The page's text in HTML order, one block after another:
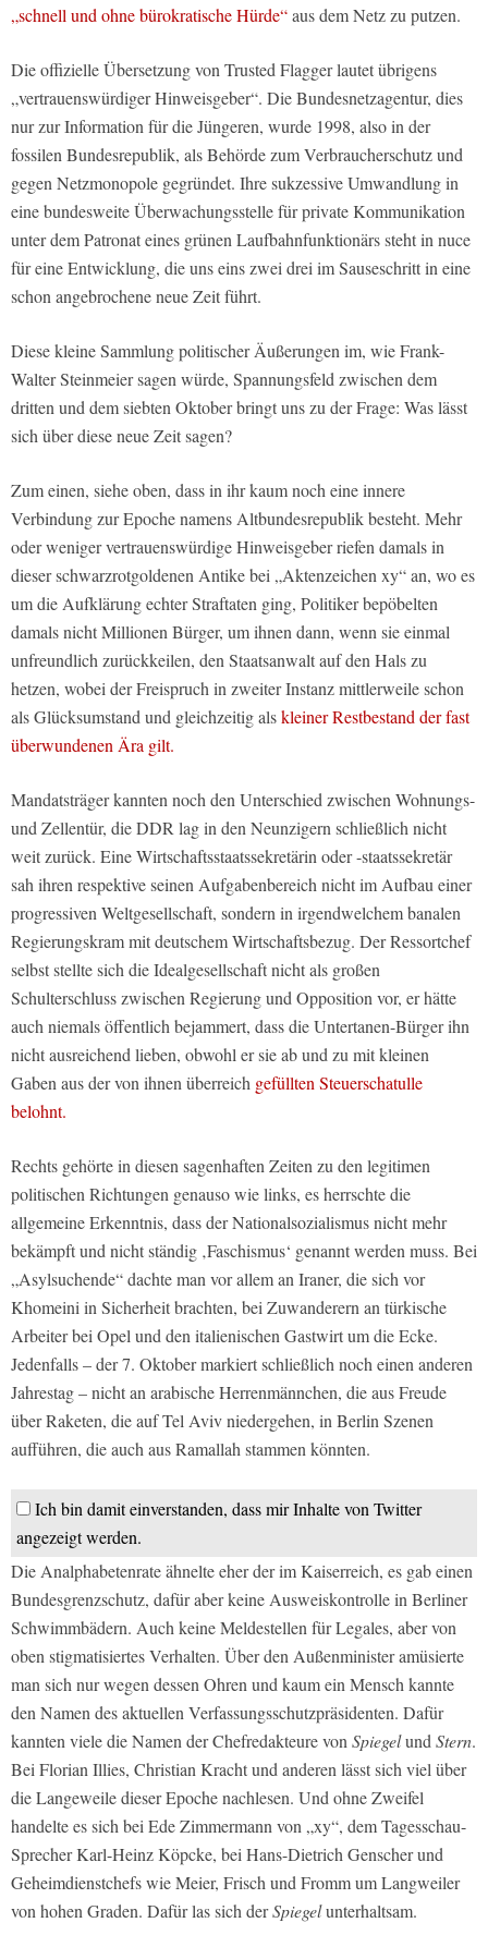
„schnell und ohne bürokratische Hürde“aus dem Netz zu putzen.
Die offizielle Übersetzung von Trusted Flagger lautet übrigens
„vertrauenswürdiger Hinweisgeber“. Die Bundesnetzagentur, dies
nur zur Information für die Jüngeren, wurde 1998, also in der
fossilen Bundesrepublik, als Behörde zum Verbraucherschutz und
gegen Netzmonopole gegründet. Ihre sukzessive Umwandlung in
eine bundesweite Überwachungsstelle für private Kommunikation
unter dem Patronat eines grünen Laufbahnfunktionärs steht in nuce
für eine Entwicklung, die uns eins zwei drei im Sauseschritt in eine
schon angebrochene neue Zeit führt.
Diese kleine Sammlung politischer Äußerungen im, wie Frank-
Walter Steinmeier sagen würde, Spannungsfeld zwischen dem
dritten und dem siebten Oktober bringt uns zu der Frage: Was lässt
sich über diese neue Zeit sagen?
Zum einen, siehe oben, dass in ihr kaum noch eine innere
Verbindung zur Epoche namens Altbundesrepublik besteht. Mehr
oder weniger vertrauenswürdige Hinweisgeber riefen damals in
dieser schwarzrotgoldenen Antike bei „Aktenzeichen xy“ an, wo es
um die Aufklärung echter Straftaten ging, Politiker bepöbelten
damals nicht Millionen Bürger, um ihnen dann, wenn sie einmal
unfreundlich zurückkeilen, den Staatsanwalt auf den Hals zu
hetzen, wobei der Freispruch in zweiter Instanz mittlerweile schon
als Glücksumstand und gleichzeitig alskleiner Restbestand der fast
überwundenen Ära gilt.
Mandatsträger kannten noch den Unterschied zwischen Wohnungs-
und Zellentür, die DDR lag in den Neunzigern schließlich nicht
weit zurück. Eine Wirtschaftsstaatssekretärin oder -staatssekretär
sah ihren respektive seinen Aufgabenbereich nicht im Aufbau einer
progressiven Weltgesellschaft, sondern in irgendwelchem banalen
Regierungskram mit deutschem Wirtschaftsbezug. Der Ressortchef
selbst stellte sich die Idealgesellschaft nicht als großen
Schulterschluss zwischen Regierung und Opposition vor, er hätte
auch niemals öffentlich bejammert, dass die Untertanen-Bürger ihn
nicht ausreichend lieben, obwohl er sie ab und zu mit kleinen
Gaben aus der von ihnen überreich gefüllten Steuerschatulle
belohnt.
Rechts gehörte in diesen sagenhaften Zeiten zu den legitimen
politischen Richtungen genauso wie links, es herrschte die
allgemeine Erkenntnis, dass der Nationalsozialismus nicht mehr
bekämpft und nicht ständig ‚Faschismus‘ genannt werden muss. Bei
„Asylsuchende“ dachte man vor allem an Iraner, die sich vor
Khomeini in Sicherheit brachten, bei Zuwanderern an türkische
Arbeiter bei Opel und den italienischen Gastwirt um die Ecke.
Jedenfalls – der 7. Oktober markiert schließlich noch einen anderen
Jahrestag – nicht an arabische Herrenmännchen, die aus Freude
über Raketen, die auf Tel Aviv niedergehen, in Berlin Szenen
aufführen, die auch aus Ramallah stammen könnten.
Ich bin damit einverstanden, dass mir Inhalte von Twitter
angezeigt werden.
Die Analphabetenrate ähnelte eher der im Kaiserreich, es gab einen
Bundesgrenzschutz, dafür aber keine Ausweiskontrolle in Berliner
Schwimmbädern. Auch keine Meldestellen für Legales, aber von
oben stigmatisiertes Verhalten. Über den Außenminister amüsierte
man sich nur wegen dessen Ohren und kaum ein Mensch kannte
den Namen des aktuellen Verfassungsschutzpräsidenten. Dafür
kannten viele die Namen der Chefredakteure vonSpiegelundStern.
Bei Florian Illies, Christian Kracht und anderen lässt sich viel über
die Langeweile dieser Epoche nachlesen. Und ohne Zweifel
handelte es sich bei Ede Zimmermann von „xy“, dem Tagesschau-
Sprecher Karl-Heinz Köpcke, bei Hans-Dietrich Genscher und
Geheimdienstchefs wie Meier, Frisch und Fromm um Langweiler
von hohen Graden. Dafür las sich derSpiegelunterhaltsam.